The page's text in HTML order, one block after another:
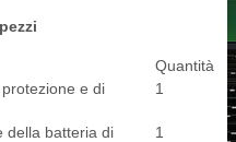
Quantità
e di
1
della batteria di
1